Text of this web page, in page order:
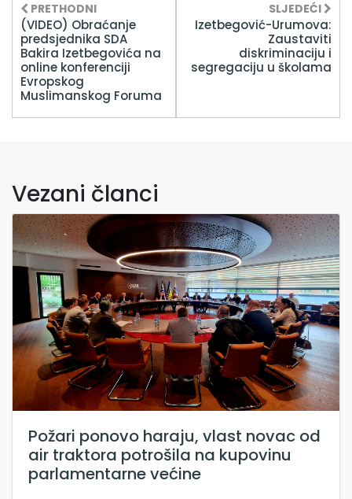
PRETHODNI
(VIDEO) Obraćanje
predsjednika SDA
Bakira Izetbegovića na
online konferenciji
Evropskog
Muslimanskog Foruma
SLJEDEĆI
Izetbegović-Urumova:
Zaustaviti
diskriminaciju i
segregaciju u školama
Vezani članci
Požari ponovo haraju, vlast novac od
air traktora potrošila na kupovinu
parlamentarne većine